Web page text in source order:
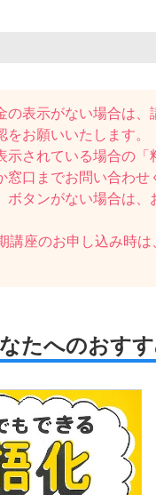
の表示がない場合は、
をお願いいたします。
示されている場合の
窓口までお問い合わせ
ボタンがない場合は
講座のお申し込み時